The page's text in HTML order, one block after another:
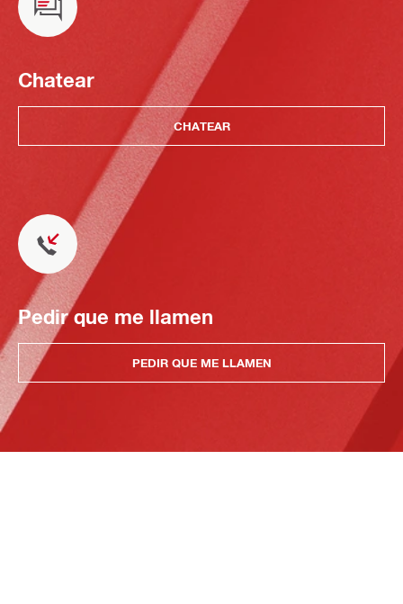
Chatear
CHATEAR
Pedir que me llamen
PEDIR QUE ME LLAMEN